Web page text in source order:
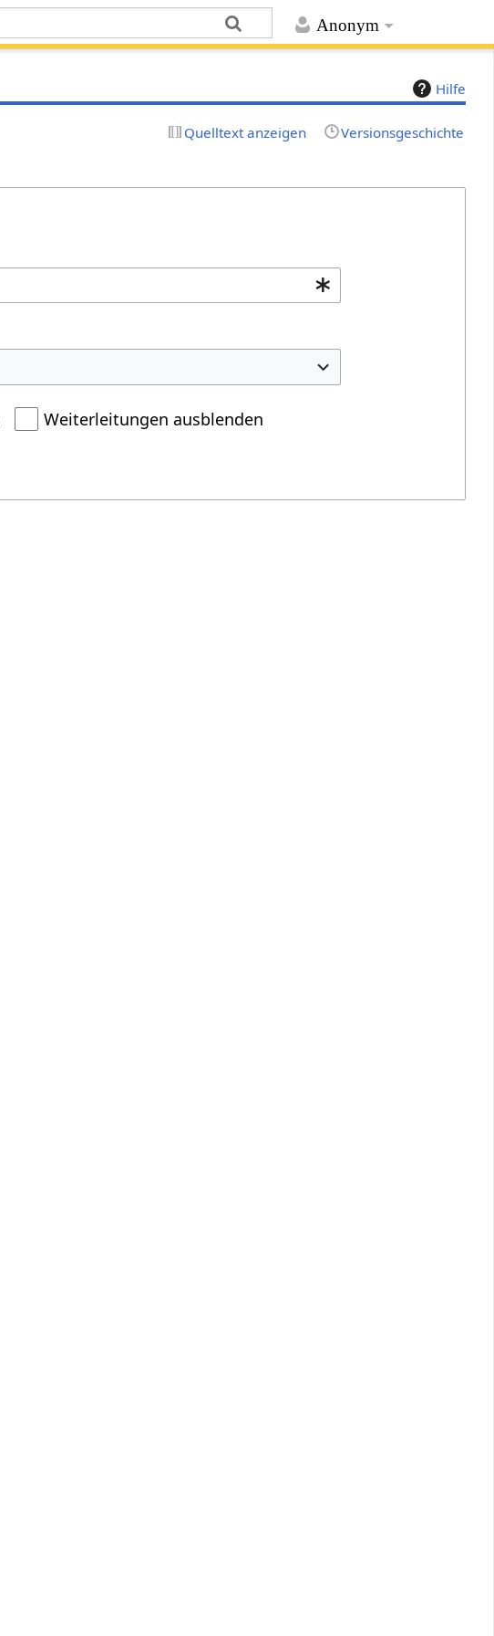
Anonym
Hilfe
Quelltext anzeigen Versionsgeschichte
Weiterleitungen ausblenden